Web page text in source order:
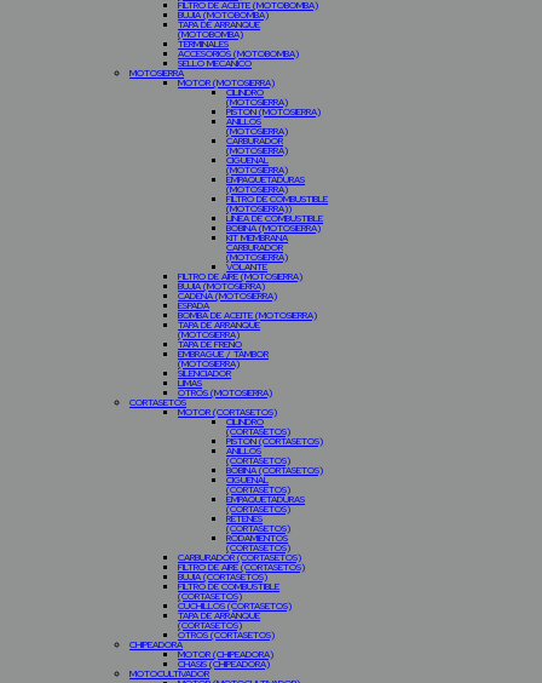
FILTRO DE ACEITE (MOTOBOMBA)
BUJIA (MOTOBOMBA)
TAPA DE ARRANQUE
(MOTOBOMBA)
TERMINALES
ACCESORIOS (MOTOBOMBA)
SELLO MECANICO
MOTOSIERRA
MOTOR (MOTOSIERRA)
CILINDRO
(MOTOSIERRA)
PISTON (MOTOSIERRA)
ANILLOS
(MOTOSIERRA)
CARBURADOR
(MOTOSIERRA)
CIGÜEÑAL
(MOTOSIERRA)
EMPAQUETADURAS
(MOTOSIERRA)
FILTRO DE COMBUSTIBLE
(MOTOSIERRA))
LINEA DE COMBUSTIBLE
BOBINA (MOTOSIERRA)
KIT MEMBRANA
CARBURADOR
(MOTOSIERRA)
VOLANTE
FILTRO DE AIRE (MOTOSIERRA)
BUJIA (MOTOSIERRA)
CADENA (MOTOSIERRA)
ESPADA
BOMBA DE ACEITE (MOTOSIERRA)
TAPA DE ARRANQUE
(MOTOSIERRA)
TAPA DE FRENO
EMBRAGUE / TAMBOR
(MOTOSIERRA)
SILENCIADOR
LIMAS
OTROS (MOTOSIERRA)
CORTASETOS
MOTOR (CORTASETOS)
CILINDRO
(CORTASETOS)
PISTON (CORTASETOS)
ANILLOS
(CORTASETOS)
BOBINA (CORTASETOS)
CIGUEÑAL
(CORTASETOS)
EMPAQUETADURAS
(CORTASETOS)
RETENES
(CORTASETOS)
RODAMIENTOS
(CORTASETOS)
CARBURADOR (CORTASETOS)
FILTRO DE AIRE (CORTASETOS)
BUJIA (CORTASETOS)
FILTRO DE COMBUSTIBLE
(CORTASETOS)
CUCHILLOS (CORTASETOS)
TAPA DE ARRANQUE
(CORTASETOS)
OTROS (CORTASETOS)
CHIPEADORA
MOTOR (CHIPEADORA)
CHASIS (CHIPEADORA)
MOTOCULTIVADOR